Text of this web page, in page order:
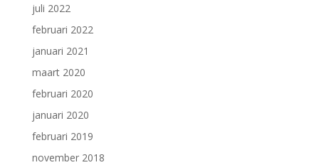
juli 2022
februari 2022
januari 2021
maart 2020
februari 2020
januari 2020
februari 2019
november 2018